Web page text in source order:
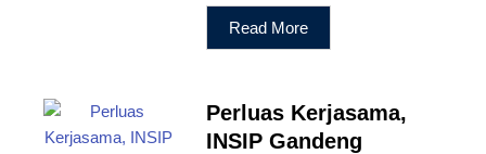
Read More
Perluas Kerjasama,
INSIP Gandeng